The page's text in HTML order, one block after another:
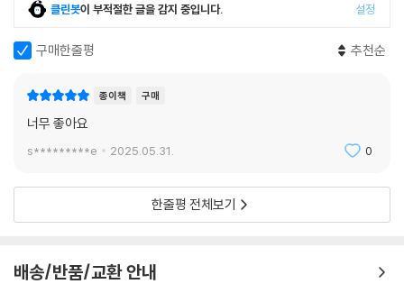
클린봇이 부적절한 글을 감지 중입니다. 설정
구매한줄평 추천순
종이책 구매
너무 좋아요
s*********e 2025.05.31. 0
한줄평 전체보기
배송/반품/교환 안내